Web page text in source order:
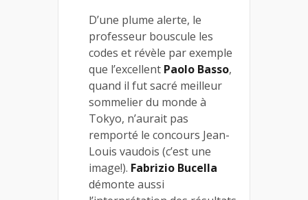
D’une plume alerte, le
professeur bouscule les
codes et révèle par exemple
que l’excellent Paolo Basso,
quand il fut sacré meilleur
sommelier du monde à
Tokyo, n’aurait pas
remporté le concours Jean-
Louis vaudois (c’est une
image!). Fabrizio Bucella
démonte aussi